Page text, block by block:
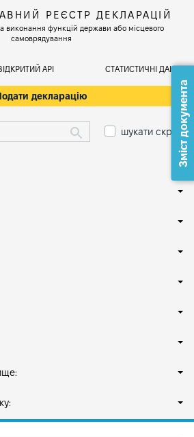
РЕЄСТР ДЕКЛАРАЦІЙ
виконання функцій держави або місцевого
самоврядування
АРІ СТАТИСТИЧНІ ДАНІ
декларацію
шукати скрізьЗміст документа